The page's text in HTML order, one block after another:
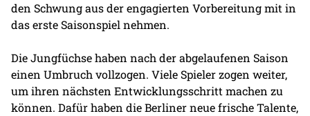
den Schwung aus der engagierten Vorbereitung mit in
das erste Saisonspiel nehmen.
Die Jungfüchse haben nach der abgelaufenen Saison
einen Umbruch vollzogen. Viele Spieler zogen weiter,
um ihren nächsten Entwicklungsschritt machen zu
können. Dafür haben die Berliner neue frische Talente,